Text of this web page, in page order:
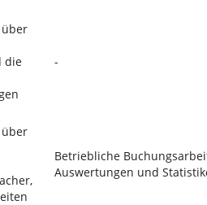
die
-
Betriebliche
Auswertungen und